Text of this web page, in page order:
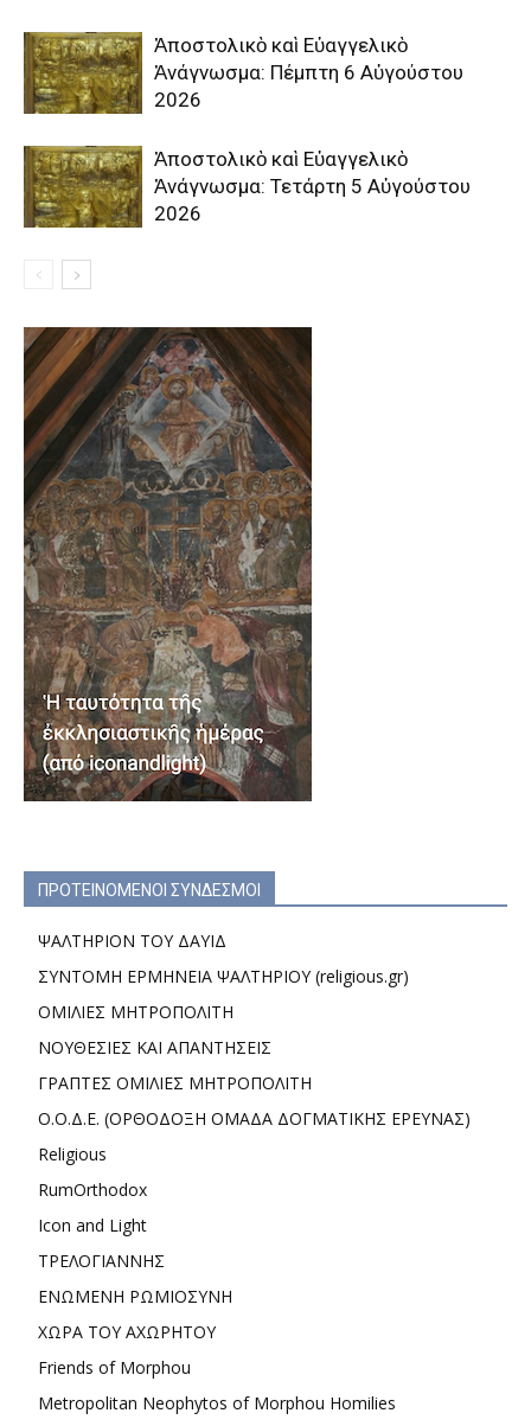
Ἀποστολικὸ καὶ Εὐαγγελικὸ
Ἀνάγνωσμα: Πέμπτη 6 Αὐγούστου
2026
Ἀποστολικὸ καὶ Εὐαγγελικὸ
Ἀνάγνωσμα: Τετάρτη 5 Αὐγούστου
2026
ΠΡΟΤΕΙΝΟΜΕΝΟΙ ΣΥΝΔΕΣΜΟΙ
ΨΑΛΤΗΡΙΟΝ ΤΟΥ ΔΑΥΙΔ
ΣΥΝΤΟΜΗ ΕΡΜΗΝΕΙΑ ΨΑΛΤΗΡΙΟΥ (religious.gr)
ΟΜΙΛΙΕΣ ΜΗΤΡΟΠΟΛΙΤΗ
ΝΟΥΘΕΣΙΕΣ ΚΑΙ ΑΠΑΝΤΗΣΕΙΣ
ΓΡΑΠΤΕΣ ΟΜΙΛΙΕΣ ΜΗΤΡΟΠΟΛΙΤΗ
Ο.Ο.Δ.Ε. (ΟΡΘΟΔΟΞΗ ΟΜΑΔΑ ΔΟΓΜΑΤΙΚΗΣ ΕΡΕΥΝΑΣ)
Religious
RumOrthodox
Icon and Light
ΤΡΕΛΟΓΙΑΝΝΗΣ
ΕΝΩΜΕΝΗ ΡΩΜΙΟΣΥΝΗ
ΧΩΡΑ ΤΟΥ ΑΧΩΡΗΤΟΥ
Friends of Morphou
Metropolitan Neophytos of Morphou Homilies